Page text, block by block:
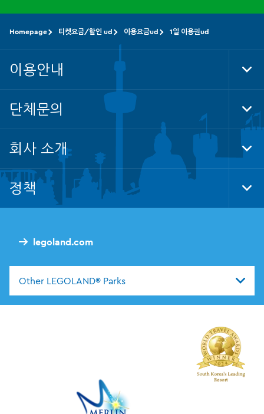
legoland.com
Other LEGOLAND® Parks
Homepage 티켓요금/할인 ud 이용요금ud 1일 이용권ud
이용안내
단체문의
회사 소개
정책